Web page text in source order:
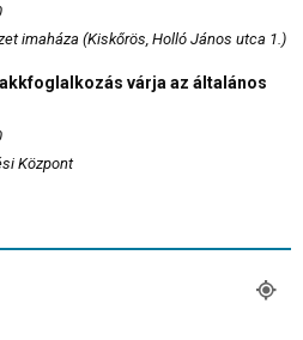
imaháza (Kiskőrös, Holló János utca 1.)
várja az általános
Központ